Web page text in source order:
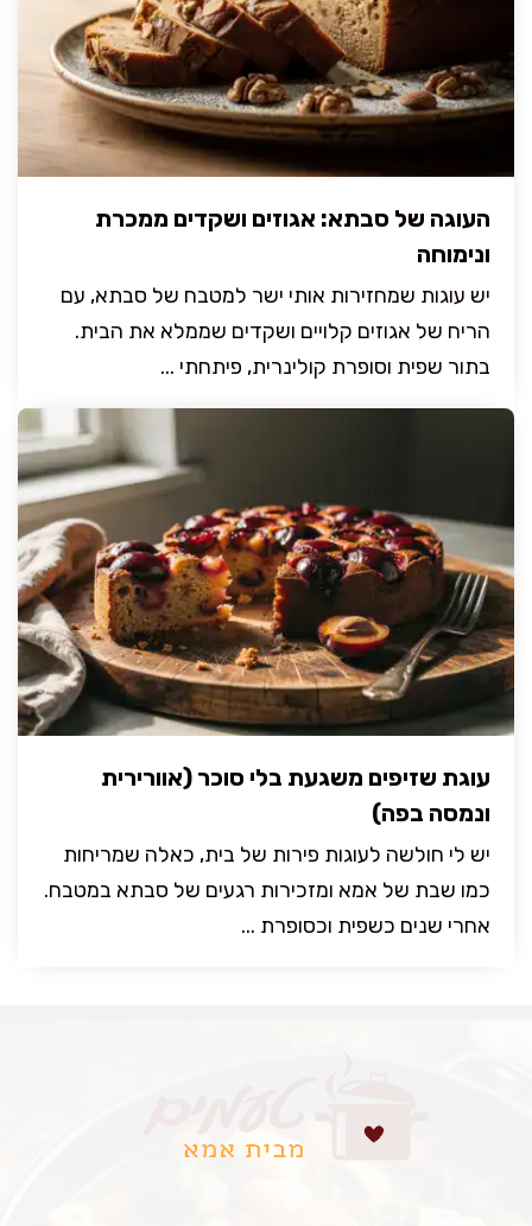
העוגה של סבתא: אגוזים ושקדים ממכרת
ונימוחה
יש עוגות שמחזירות אותי ישר למטבח של סבתא, עם
הריח של אגוזים קלויים ושקדים שממלא את הבית.
בתור שפית וסופרת קולינרית, פיתחתי ...
עוגת שזיפים משגעת בלי סוכר (אוורירית
ונמסה בפה)
יש לי חולשה לעוגות פירות של בית, כאלה שמריחות
כמו שבת של אמא ומזכירות רגעים של סבתא במטבח.
אחרי שנים כשפית וכסופרת ...